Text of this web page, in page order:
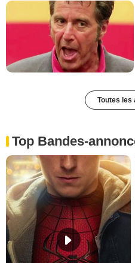
Toutes les
Top Bandes-